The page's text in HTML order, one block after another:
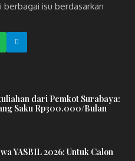
isu berdasarkan
dari Pemkot Surabaya:
Saku Rp300.000/Bulan
YASBIL 2026: Untuk Calon